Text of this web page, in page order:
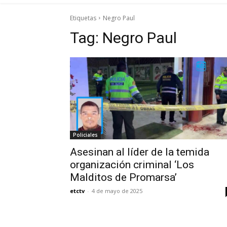
Etiquetas Negro Paul
Tag: Negro Paul
Policiales
Asesinan al líder de la temida
organización criminal ‘Los
Malditos de Promarsa’
etctv - 4 de mayo de 2025